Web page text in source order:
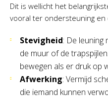
Dit is wellicht het
vooral ter ondersteuning
Stevigheid: De leuning
de muur of de
bewegen als er druk op
Afwerking: Vermijd
die iemand kunnen